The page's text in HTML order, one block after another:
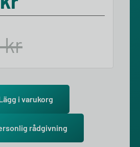
kr
i varukorg
rådgivning